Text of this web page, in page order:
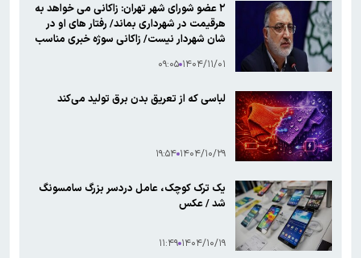
۲ عضو شورای شهر تهران: زاکانی می خواهد به
هرقیمت در شهرداری بماند/ رفتار های او در
شان شهردار نیست/ زاکانی سوژه خبری مناسب
۱۴۰۴/۱۱/۰۱ ۰۹:۰۵
لباسی که از تعریق بدن برق تولید می‌کند
۱۴۰۴/۱۰/۲۹ ۱۹:۵۴
یک ترک کوچک، عامل دردسر بزرگ سامسونگ
شد / عکس
۱۴۰۴/۱۰/۱۹ ۱۱:۴۹